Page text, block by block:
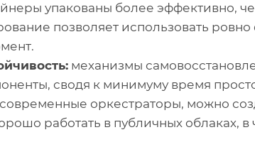
упакованы более эффективно,
позволяет использовать
механизмы
сводя к минимуму время
оркестраторы, можно
работать в публичных облаках, в